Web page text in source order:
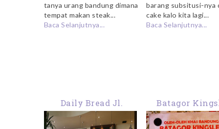
tanya urang bandung dimana
tempat makan steak...
Baca Selanjutnya...
barang subsitusi-nya
cake kalo kita lagi...
Baca Selanjutnya...
Daily Bread Jl.
Ciliwung Bandung
Batagor
Bandung